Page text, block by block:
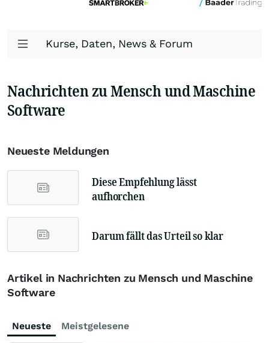
Kurse, Daten, News & Forum
Nachrichten zu Mensch und Maschine
Software
Neueste Meldungen
Diese Empfehlung lässt
aufhorchen
Darum fällt das Urteil so klar
Artikel in Nachrichten zu Mensch und Maschine
Software
Neueste Meistgelesene